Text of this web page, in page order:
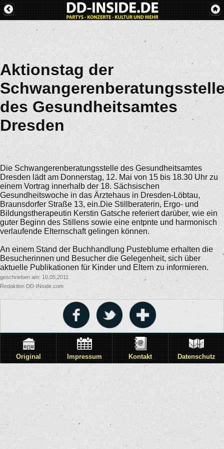
Aktionstag der
des Gesundheitsamtes
Dresden
Die Schwangerenberatungsstelle des Gesundheitsamtes
Dresden lädt am Donnerstag, 12. Mai von 15 bis 18.30 Uhr zu
einem Vortrag innerhalb der 18. Sächsischen
Gesundheitswoche in das Ärztehaus in Dresden-Löbtau,
Braunsdorfer Straße 13, ein.Die Stillberaterin, Ergo- und
Bildungstherapeutin Kerstin Gatsche referiert darüber, wie ein
guter Beginn des Stillens sowie eine entpnte und harmonisch
verlaufende Elternschaft gelingen können.
An einem Stand der Buchhandlung Pusteblume erhalten die
Besucherinnen und Besucher die Gelegenheit, sich über
aktuelle Publikationen für Kinder und Eltern zu informieren.
geschrieben am: 10.05.2011
Redaktion DD-INside.com
Original Impressum Kontakt Datenschutz